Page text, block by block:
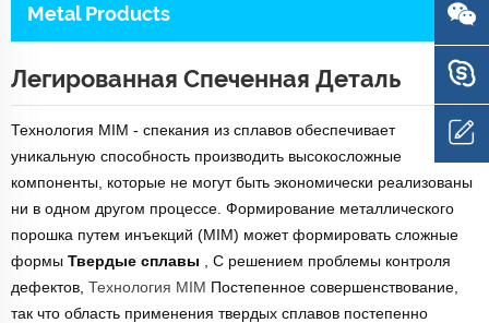
Metal Products
Легированная Спеченная Деталь
Технология MIM - спекания из сплавов обеспечивает
уникальную способность производить высокосложные
компоненты, которые не могут быть экономически реализованы
ни в одном другом процессе. Формирование металлического
порошка путем инъекций (MIM) может формировать сложные
формы Твердые сплавы
, С решением проблемы контроля
дефектов, Технология MIM Постепенное совершенствование,
так что область применения твердых сплавов постепенно